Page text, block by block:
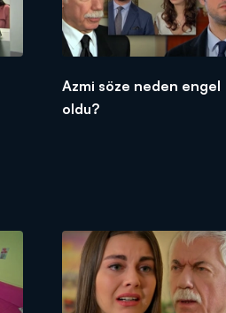
Azmi söze neden engel
oldu?